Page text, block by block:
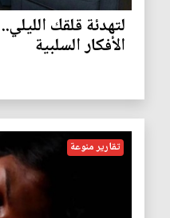
الأفكار السلبية
تقارير منوعة